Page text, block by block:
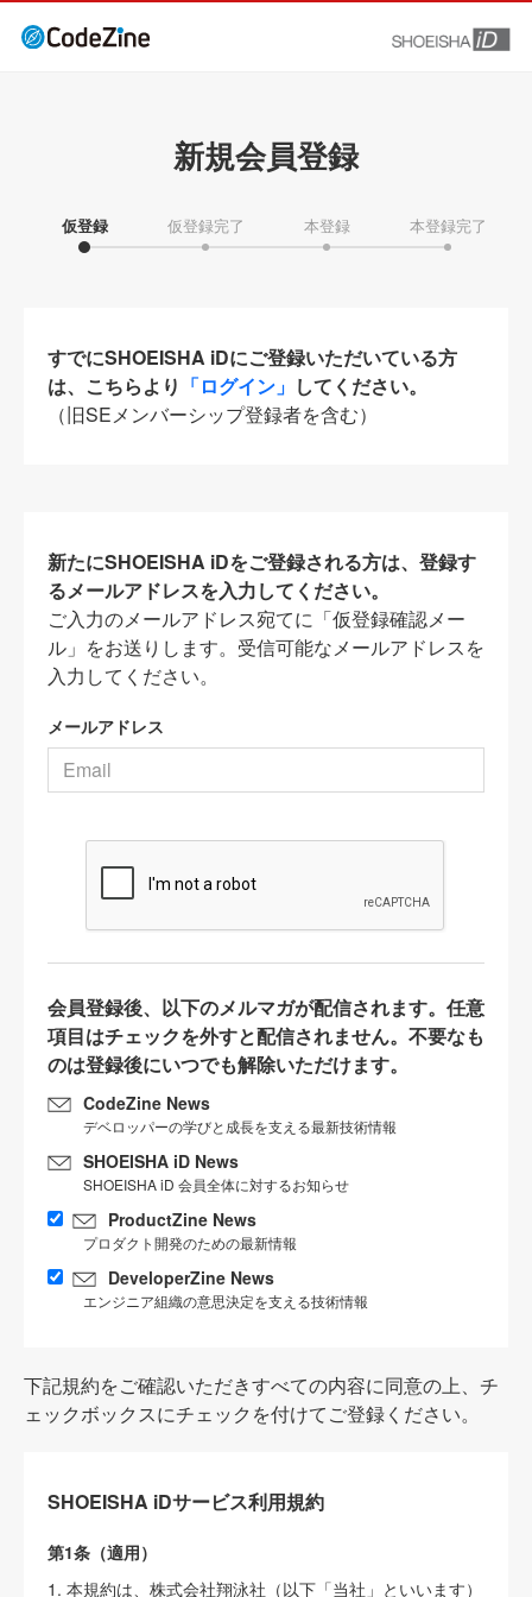
新規会員登録
仮登録 仮登録完了 本登録 本登録完了
すでにSHOEISHA iDにご登録いただいている方
は、こちらより 「ログイン」 してください。
（旧SEメンバーシップ登録者を含む）
新たにSHOEISHA iDをご登録される方は、登録す
るメールアドレスを入力してください。
ご入力のメールアドレス宛てに「仮登録確認メー
ル」をお送りします。受信可能なメールアドレスを
入力してください。
メールアドレス
会員登録後、以下のメルマガが配信されます。任意
項目はチェックを外すと配信されません。不要なも
のは登録後にいつでも解除いただけます。
CodeZine News
デベロッパーの学びと成長を支える最新技術情報
SHOEISHA iD News
SHOEISHA iD 会員全体に対するお知らせ
ProductZine News
プロダクト開発のための最新情報
DeveloperZine News
エンジニア組織の意思決定を支える技術情報
下記規約をご確認いただきすべての内容に同意の上、チ
ェックボックスにチェックを付けてご登録ください。
SHOEISHA iDサービス利用規約
第1条（適用）
1. 本規約は、株式会社翔泳社（以下「当社」といいます）